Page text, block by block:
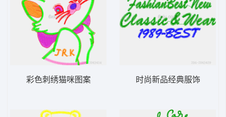
彩色刺绣猫咪图案 时尚新品经典服饰